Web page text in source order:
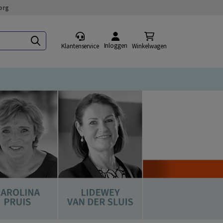
Klantenservice Inloggen Winkelwagen